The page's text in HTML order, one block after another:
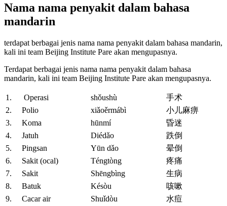
Nama nama penyakit dalam bahasa
mandarin
terdapat berbagai jenis nama nama penyakit dalam bahasa mandarin,
kali ini team Beijing Institute Pare akan mengupasnya.
Terdapat berbagai jenis nama nama penyakit dalam bahasa
mandarin, kali ini team Beijing Institute Pare akan mengupasnya.
1. Operasi shǒushù
手术
2. Polio
xiǎoěrmábì
小儿麻痹
3. Koma
hūnmí
昏迷
4. Jatuh
Diédǎo
跌倒
5. Pingsan
Yūn dǎo
晕倒
6. Sakit (ocal)
Téngtòng
疼痛
7. Sakit
Shēngbìng
生病
8. Batuk
Késòu
咳嗽
9. Cacar air
Shuǐdòu
水痘